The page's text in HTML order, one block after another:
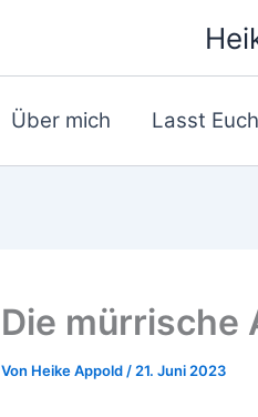
Über mich Lasst
Die mürrische
Von Heike Appold / 21. Juni 2023